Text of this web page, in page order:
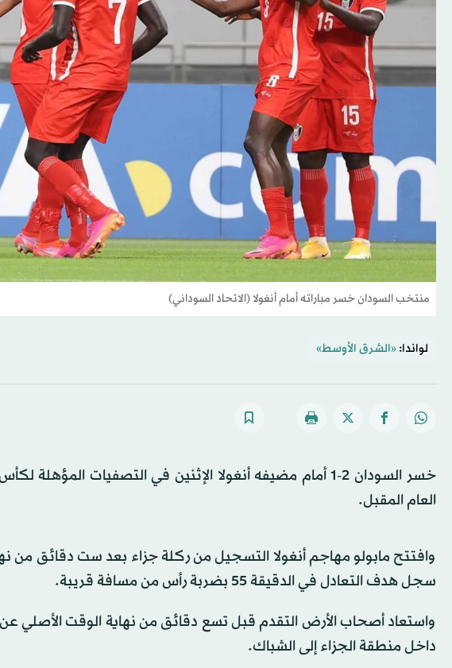
منتخب السودان خسر مباراته أمام أنغولا (الاتحاد السوداني)
لواندا: «الشرق الأوسط»
خسر السودان 2-1 أمام مضيفه أنغولا الإثنين في التصفيات
العام المقبل.
وافتتح مابولو مهاجم أنغولا التسجيل من ركلة جزاء بعد ست دقائق من
سجل هدف التعادل في الدقيقة 55 بضربة رأس من مسافة قريبة.
واستعاد أصحاب الأرض التقدم قبل تسع دقائق من نهاية الوقت الأصلي
داخل منطقة الجزاء إلى الشباك.